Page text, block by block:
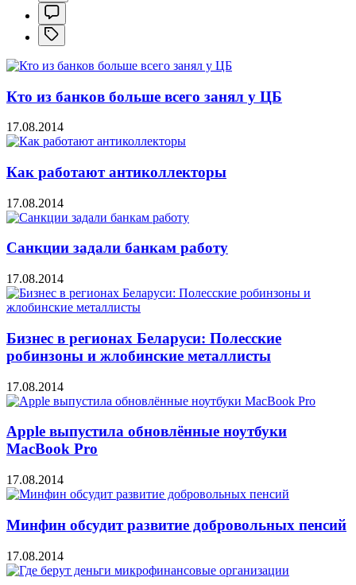
Кто из банков больше всего занял у ЦБ
17.08.2014
Как работают антиколлекторы
17.08.2014
Санкции задали банкам работу
17.08.2014
Бизнес в регионах Беларуси: Полесские
робинзоны и жлобинские металлисты
17.08.2014
Apple выпустила обновлённые ноутбуки
MacBook Pro
17.08.2014
Минфин обсудит развитие добровольных пенсий
17.08.2014